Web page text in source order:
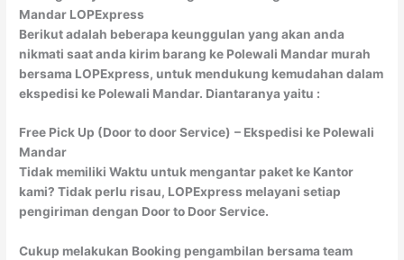
Mandar LOPExpress
Berikut adalah beberapa keunggulan yang akan anda
nikmati saat anda kirim barang ke Polewali Mandar murah
bersama LOPExpress, untuk mendukung kemudahan dalam
ekspedisi ke Polewali Mandar. Diantaranya yaitu :
Free Pick Up (Door to door Service) – Ekspedisi ke Polewali
Mandar
Tidak memiliki Waktu untuk mengantar paket ke Kantor
kami? Tidak perlu risau, LOPExpress melayani setiap
pengiriman dengan Door to Door Service.
Cukup melakukan Booking pengambilan bersama team